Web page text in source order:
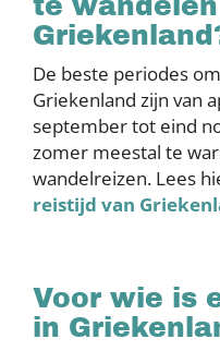
De beste periodes
Griekenland zijn van
september tot eind
zomer meestal te
wandelreizen. Lees
reistijd van
Voor wie is
in